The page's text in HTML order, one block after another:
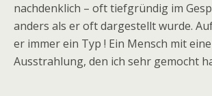
nachdenklich – oft tiefgründig im
anders als er oft dargestellt wurde.
er immer ein Typ ! Ein Mensch mit
Ausstrahlung, den ich sehr gemocht